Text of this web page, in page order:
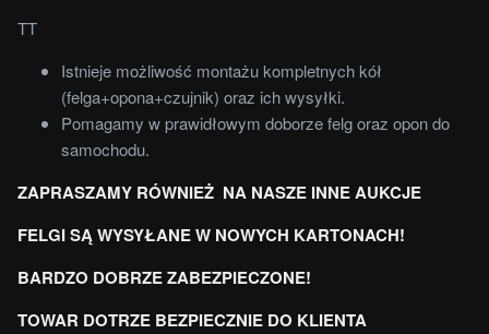
TT
Istnieje możliwość montażu kompletnych kół
(felga+opona+czujnik) oraz ich wysyłki.
Pomagamy w prawidłowym doborze felg oraz opon do
samochodu.
ZAPRASZAMY RÓWNIEŻ NA NASZE INNE AUKCJE
FELGI SĄ WYSYŁANE W NOWYCH KARTONACH!
BARDZO DOBRZE ZABEZPIECZONE!
TOWAR DOTRZE BEZPIECZNIE DO KLIENTA